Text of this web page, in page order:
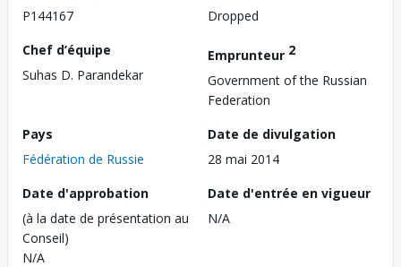
P144167
Dropped
Chef d’équipe
Suhas D. Parandekar
Emprunteur 2
Government of the Russian
Federation
Pays
Fédération de Russie
Date de divulgation
28 mai 2014
Date d'approbation
(à la date de présentation au
Conseil)
N/A
Date d'entrée en vigueur
N/A